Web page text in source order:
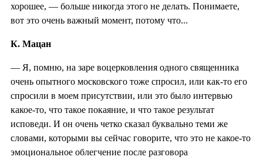
хорошее, — больше никогда этого не делать. Понимаете,
вот это очень важный момент, потому что...
К. Мацан
— Я, помню, на заре воцерковления одного священника
очень опытного московского тоже спросил, или как-то его
спросили в моем присутствии, или это было интервью
какое-то, что такое покаяние, и что такое результат
исповеди. И он очень четко сказал буквально теми же
словами, которыми вы сейчас говорите, что это не какое-то
эмоциональное облегчение после разговора